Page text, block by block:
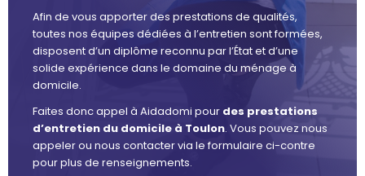
Afin de vous apporter des prestations de qualités,
toutes nos équipes dédiées à l’entretien sont formées,
disposent d’un diplôme reconnu par l’État et d’une
solide expérience dans le domaine du ménage à
domicile.
Faites donc appel à Aidadomi pour des prestations
d’entretien du domicile à Toulon. Vous pouvez nous
appeler ou nous contacter via le formulaire ci-contre
pour plus de renseignements.